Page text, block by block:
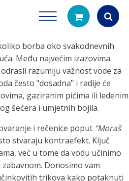
search
borba oko svakodnevnih
Među najvećim izazovima
razumiju važnost vode za
često "dosadna" i radije će
gaziranim pićima ili ledenim
šećera i umjetnih bojila.
i rečenice poput "Moraš
stvaraju kontraefekt. Ključ
već u tome da vodu učinimo
Donosimo vam
trikova kako potaknuti
Vrčevi za
Potpuno prijenosno